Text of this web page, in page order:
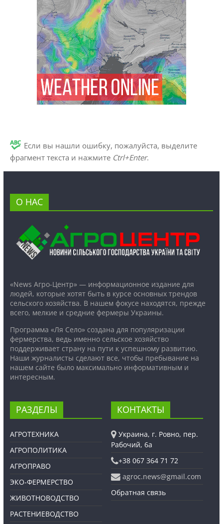
Если вы нашли ошибку, пожалуйста, выделите
фрагмент текста и нажмите Ctrl+Enter.
О НАС
«News Агро-Центр» — информационное издание для
людей, которые хотят быть в курсе основных трендов
сельского хозяйства. В нашем фокусе находятся, прежде
всего, мелкие и средние фермеры Украины.
Программа «Ля Село» создана для популяризации
фермерства, ведь именно сельское хозяйство
поддерживает страну на пути к успешному развитию.
Наши журналисты сделают все, чтобы пребывание на
нашем сайте было максимально информативным и
интересным.
РАЗДЕЛЫ
АГРОТЕХНИКА
АГРОПОЛИТИКА
АГРОПРАВО
ЭКО-ФЕРМЕРСТВО
ЖИВОТНОВОДСТВО
РАСТЕНИЕВОДСТВО
КОНТАКТЫ
Украина, г. Ровно, пер.
Рабочий, 6а
+38 067 364 71 72
agroc.news@gmail.com
Обратная связь